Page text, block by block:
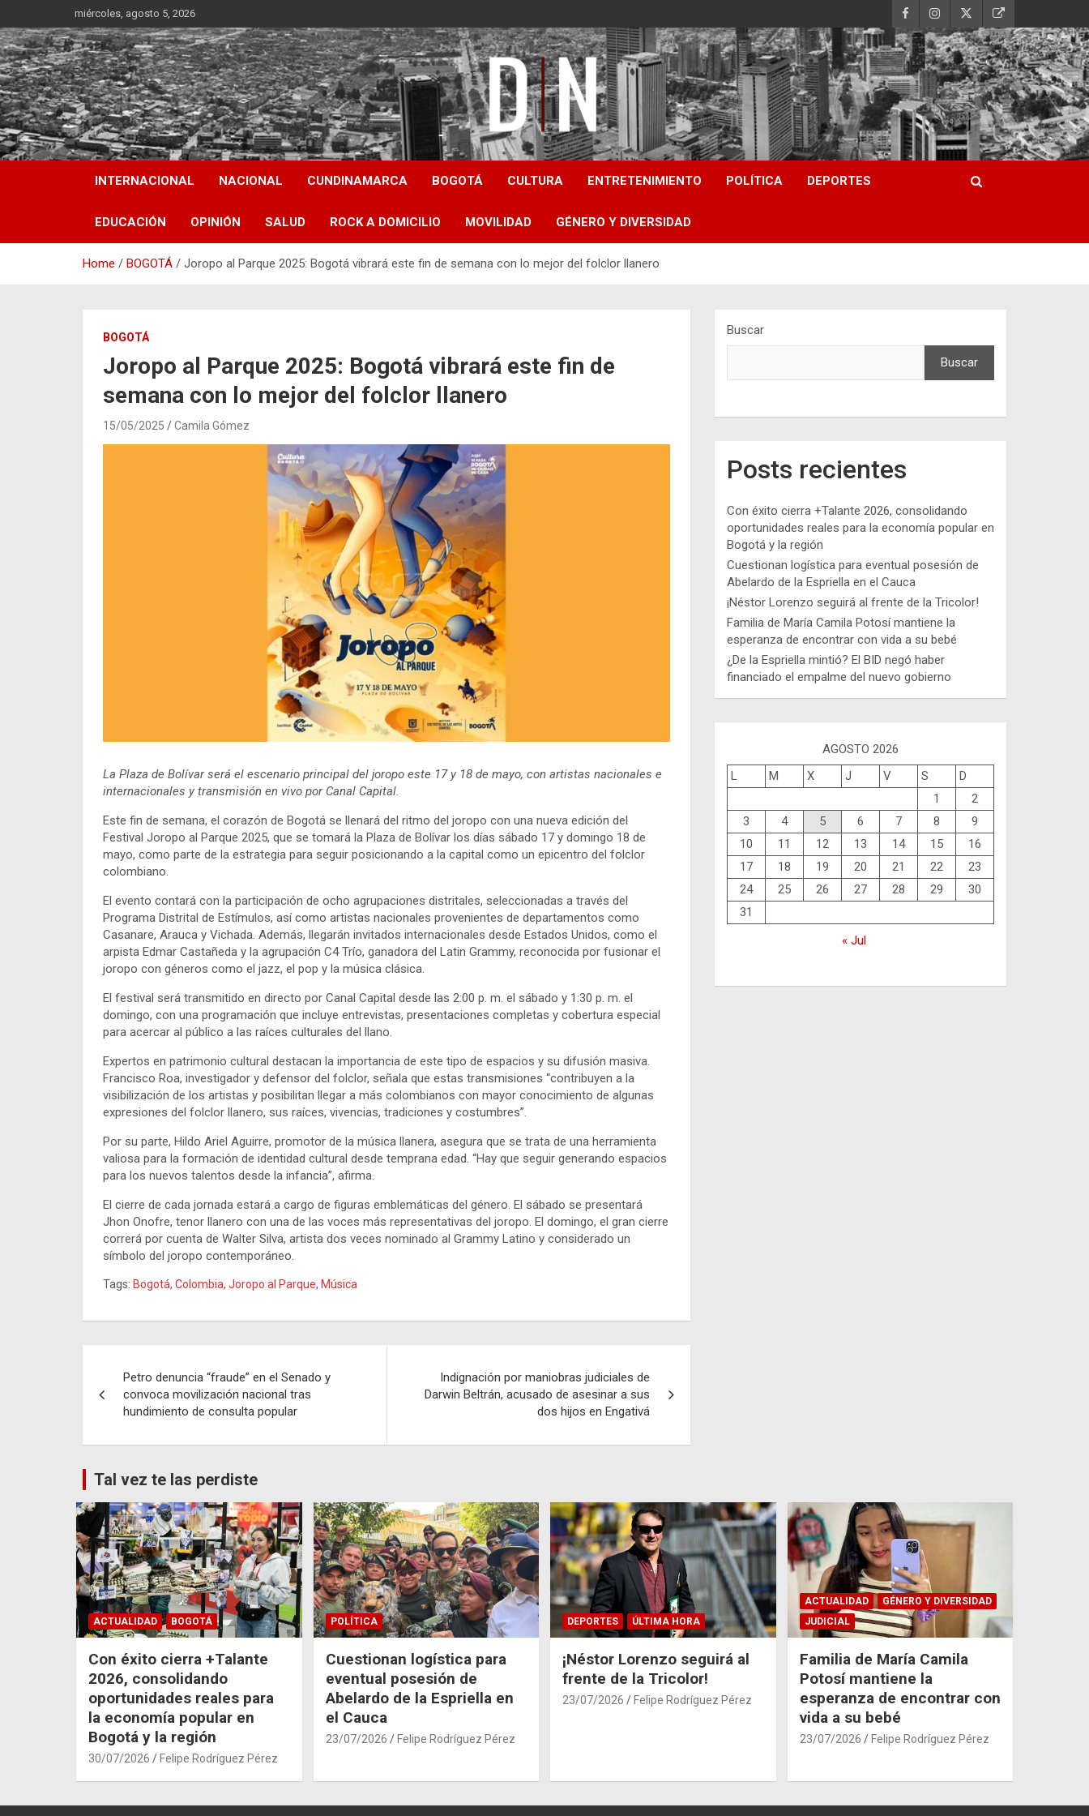
to
content
miércoles, agosto 5, 2026
Diámetro Noticias
INTERNACIONAL NACIONAL CUNDINAMARCA BOGOTÁ CULTURA ENTRETENIMIENTO POLÍTICA DEPORTES
EDUCACIÓN OPINIÓN SALUD ROCK A DOMICILIO MOVILIDAD GÉNERO Y DIVERSIDAD
Home BOGOTÁ Joropo al Parque 2025: Bogotá vibrará este fin de semana con lo mejor del folclor llanero
BOGOTÁ
Joropo al Parque 2025: Bogotá vibrará este fin de
semana con lo mejor del folclor llanero
15/05/2025 Camila Gómez
La Plaza de Bolívar será el escenario principal del joropo este 17 y 18 de mayo, con artistas nacionales e
internacionales y transmisión en vivo por Canal Capital.
Este fin de semana, el corazón de Bogotá se llenará del ritmo del joropo con una nueva edición del
Festival Joropo al Parque 2025, que se tomará la Plaza de Bolívar los días sábado 17 y domingo 18 de
mayo, como parte de la estrategia para seguir posicionando a la capital como un epicentro del folclor
colombiano.
El evento contará con la participación de ocho agrupaciones distritales, seleccionadas a través del
Programa Distrital de Estímulos, así como artistas nacionales provenientes de departamentos como
Casanare, Arauca y Vichada. Además, llegarán invitados internacionales desde Estados Unidos, como el
arpista Edmar Castañeda y la agrupación C4 Trío, ganadora del Latin Grammy, reconocida por fusionar el
joropo con géneros como el jazz, el pop y la música clásica.
El festival será transmitido en directo por Canal Capital desde las 2:00 p. m. el sábado y 1:30 p. m. el
domingo, con una programación que incluye entrevistas, presentaciones completas y cobertura especial
para acercar al público a las raíces culturales del llano.
Expertos en patrimonio cultural destacan la importancia de este tipo de espacios y su difusión masiva.
Francisco Roa, investigador y defensor del folclor, señala que estas transmisiones “contribuyen a la
visibilización de los artistas y posibilitan llegar a más colombianos con mayor conocimiento de algunas
expresiones del folclor llanero, sus raíces, vivencias, tradiciones y costumbres”.
Por su parte, Hildo Ariel Aguirre, promotor de la música llanera, asegura que se trata de una herramienta
valiosa para la formación de identidad cultural desde temprana edad. “Hay que seguir generando espacios
para los nuevos talentos desde la infancia”, afirma.
El cierre de cada jornada estará a cargo de figuras emblemáticas del género. El sábado se presentará
Jhon Onofre, tenor llanero con una de las voces más representativas del joropo. El domingo, el gran cierre
correrá por cuenta de Walter Silva, artista dos veces nominado al Grammy Latino y considerado un
símbolo del joropo contemporáneo.
Tags: Bogotá, Colombia, Joropo al Parque, Música
de
Petro denuncia “fraude” en el Senado y
convoca movilización nacional tras
hundimiento de consulta popular
Indignación por maniobras judiciales de
Darwin Beltrán, acusado de asesinar a sus
dos hijos en Engativá
Buscar
Buscar
Posts recientes
Con éxito cierra +Talante 2026, consolidando
oportunidades reales para la economía popular en
Bogotá y la región
Cuestionan logística para eventual posesión de
Abelardo de la Espriella en el Cauca
¡Néstor Lorenzo seguirá al frente de la Tricolor!
Familia de María Camila Potosí mantiene la
esperanza de encontrar con vida a su bebé
¿De la Espriella mintió? El BID negó haber
financiado el empalme del nuevo gobierno
AGOSTO 2026
L
M X J V S
D
1
2
3
4 5 6 7 8
9
10
11 12 13 14 15
16
17
18 19 20 21 22
23
24
25 26 27 28 29
30
31
« Jul
Tal vez te las perdiste
ACTUALIDAD BOGOTÁ
Con éxito cierra +Talante
2026, consolidando
oportunidades reales para
la economía popular en
Bogotá y la región
30/07/2026 Felipe Rodríguez Pérez
POLÍTICA
Cuestionan logística para
eventual posesión de
Abelardo de la Espriella en
el Cauca
23/07/2026 Felipe Rodríguez Pérez
DEPORTES ÚLTIMA HORA
¡Néstor Lorenzo seguirá al
frente de la Tricolor!
23/07/2026 Felipe Rodríguez Pérez
ACTUALIDAD
GÉNERO Y DIVERSIDAD
JUDICIAL
Familia de María Camila
Potosí mantiene la
esperanza de encontrar con
vida a su bebé
23/07/2026 Felipe Rodríguez Pérez